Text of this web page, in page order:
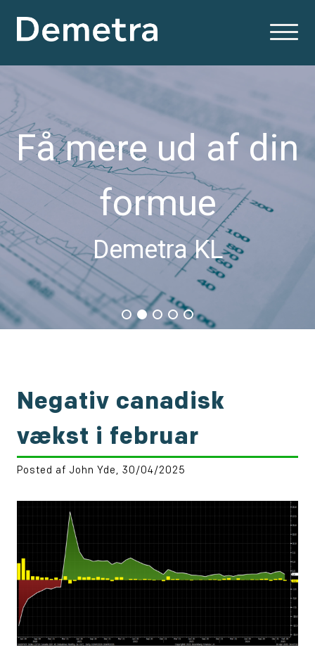
Få mere ud af din
formue
Demetra KL
Negativ canadisk
vækst i februar
Posted af John Yde, 30/04/2025